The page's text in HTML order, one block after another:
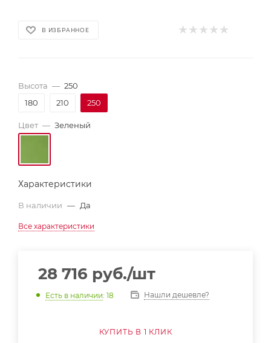
В ИЗБРАННОЕ
Высота — 250
180
210 250
Цвет — Зеленый
Характеристики
В наличии — Да
Все характеристики
28 716 руб./шт
Есть в наличии: 18 Нашли дешевле?
КУПИТЬ В 1 КЛИК